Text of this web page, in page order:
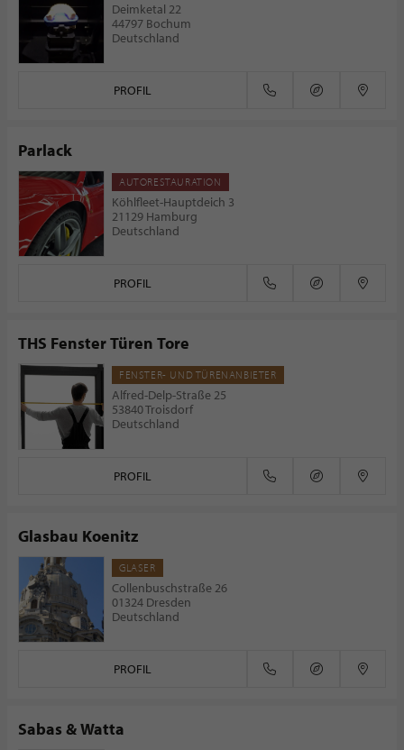
Deimketal 22
44797 Bochum
Deutschland
PROFIL
Parlack
AUTORESTAURATION
Köhlfleet-Hauptdeich 3
21129 Hamburg
Deutschland
PROFIL
THS Fenster Türen Tore
FENSTER- UND TÜRENANBIETER
Alfred-Delp-Straße 25
53840 Troisdorf
Deutschland
PROFIL
Glasbau Koenitz
GLASER
Collenbuschstraße 26
01324 Dresden
Deutschland
PROFIL
Sabas & Watta